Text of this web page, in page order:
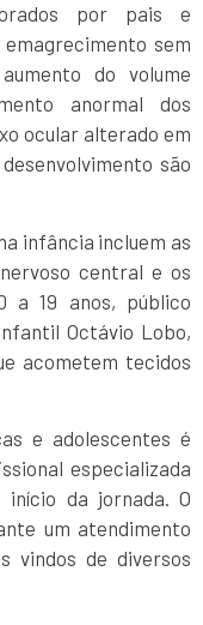
por pais e
sem
do volume
anormal dos
ocular alterado em
são
infância incluem as
central e os
a 19 anos, público
Octávio Lobo,
acometem tecidos
e adolescentes é
especializada
início da jornada. O
um atendimento
vindos de diversos